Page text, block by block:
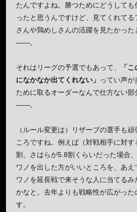
たんですよね。勝つためにどうして
ったと思うんですけど、見てくれて
さんや鶏めしさんの活躍を見たかっ
——。
それはリーグの予選でもあって、
「
になかなか出てくれない」 ってい声が
ために取るオーダーなんで仕方ない
——。
（ルール変更は）リザーブの選手も
ころですね。例えば（対戦相手に対
割、さはらが5.8割くらいだった場合
ワノを出した方がいいところを、あ
ワノを延長戦で来そうな人に当てる
かなと。去年よりも戦略性が広がった
す。